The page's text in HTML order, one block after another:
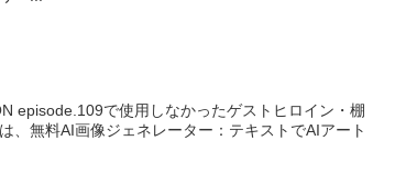
episode.109で使用しなかったゲストヒロイン・棚
、無料AI画像ジェネレーター：テキストでAIアート